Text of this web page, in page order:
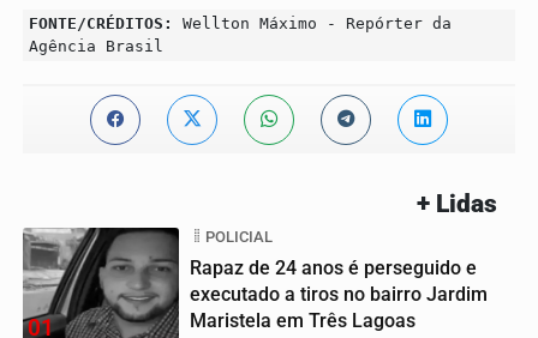
FONTE/CRÉDITOS:
Wellton Máximo - Repórter da
Agência Brasil
+ Lidas
01
POLICIAL
Rapaz de 24 anos é perseguido e
executado a tiros no bairro Jardim
Maristela em Três Lagoas